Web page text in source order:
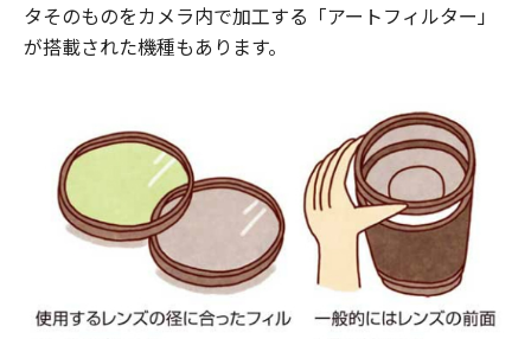
タそのものをカメラ内で加工する「アートフィルター」
が搭載された機種もあります。